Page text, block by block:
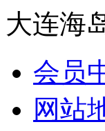
大连海
会员
网站